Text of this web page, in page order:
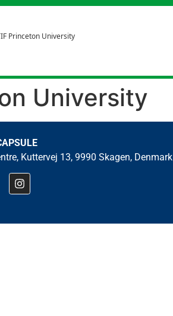
Princeton University
University
Kuttervej 13, 9990 Skagen, Denmark